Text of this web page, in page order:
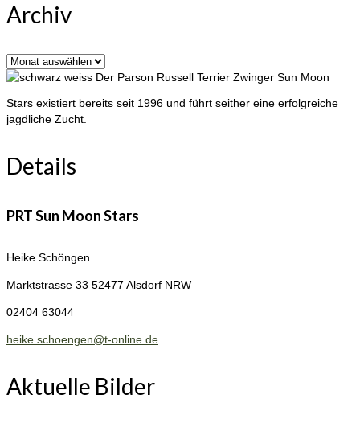
Archiv
Archiv
Der Parson Russell Terrier Zwinger Sun Moon
Stars existiert bereits seit 1996 und führt seither eine erfolgreiche
jagdliche Zucht.
Details
PRT Sun Moon Stars
Heike Schöngen
Marktstrasse 33 52477 Alsdorf NRW
02404 63044
heike.schoengen@t-online.de
Aktuelle Bilder